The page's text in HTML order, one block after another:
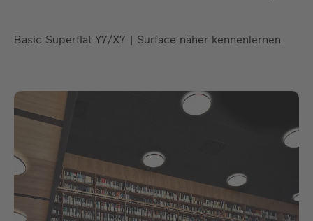
Basic Superflat Y7/X7 | Surface näher kennenlernen